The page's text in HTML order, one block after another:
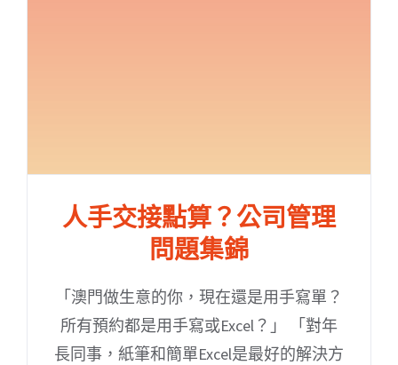
人手交接點算？公司管理
問題集錦
「澳門做生意的你，現在還是用手寫單？
所有預約都是用手寫或Excel？」 「對年
長同事，紙筆和簡單Excel是最好的解決方